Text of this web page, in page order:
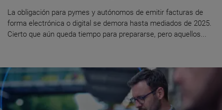
La obligación para pymes y autónomos de emitir facturas de
forma electrónica o digital se demora hasta mediados de 2025.
Cierto que aún queda tiempo para prepararse, pero aquellos...